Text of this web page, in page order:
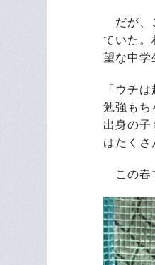
だが、
ていた
望な中学
「ウチ
勉強もち
出身の
はたくさ
この春